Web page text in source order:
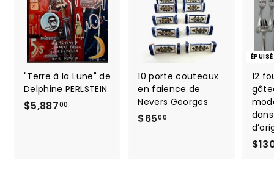
"Terre à la Lune" de
Delphine PERLSTEIN
$5,88700
10 porte couteaux
en faience de
Nevers Georges
$6500
ÉPUISÉ
12